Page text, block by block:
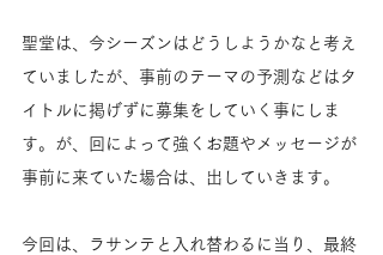
聖堂は、今シーズンはどうしようかなと考え
ていましたが、事前のテーマの予測などはタ
イトルに掲げずに募集をしていく事にしま
す。が、回によって強くお題やメッセージが
事前に来ていた場合は、出していきます。
今回は、ラサンテと入れ替わるに当り、最終